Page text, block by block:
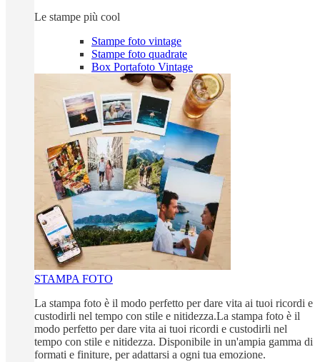
Le stampe più cool
Stampe foto vintage
Stampe foto quadrate
Box Portafoto Vintage
STAMPA FOTO
La stampa foto è il modo perfetto per dare vita ai tuoi ricordi e
custodirli nel tempo con stile e nitidezza.La stampa foto è il
modo perfetto per dare vita ai tuoi ricordi e custodirli nel
tempo con stile e nitidezza. Disponibile in un'ampia gamma di
formati e finiture, per adattarsi a ogni tua emozione.